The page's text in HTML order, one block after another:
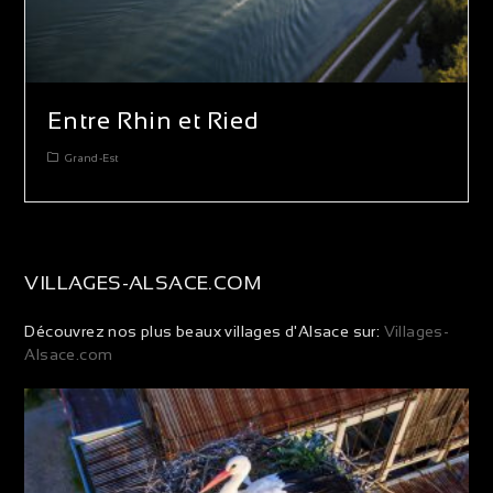
Entre Rhin et Ried
Grand-Est
VILLAGES-ALSACE.COM
Découvrez nos plus beaux villages d'Alsace sur: Villages-
Alsace.com